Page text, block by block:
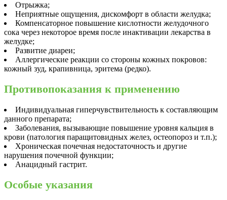
Отрыжка;
Неприятные ощущения, дискомфорт в области желудка;
Компенсаторное повышение кислотности желудочного
сока через некоторое время после инактивации лекарства в
желудке;
Развитие диареи;
Аллергические реакции со стороны кожных покровов:
кожный зуд, крапивница, эритема (редко).
Противопоказания к применению
Индивидуальная гиперчувствительность к составляющим
данного препарата;
Заболевания, вызывающие повышение уровня кальция в
крови (патология паращитовидных желез, остеопороз и т.п.);
Хроническая почечная недостаточность и другие
нарушения почечной функции;
Анацидный гастрит.
Особые указания